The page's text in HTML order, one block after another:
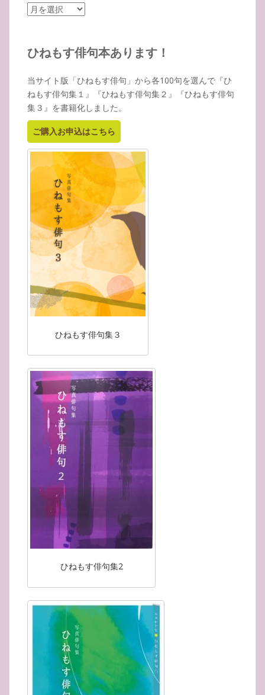
ア
イ
ひねもす俳句本あります！
当サイト版「ひねもす俳句」から各100句を選んで『ひ
ねもす俳句集１』『ひねもす俳句集２』『ひねもす俳句
集３』を書籍化しました。
ご購入お申込はこちら
ひねもす俳句集３
ひねもす俳句集2